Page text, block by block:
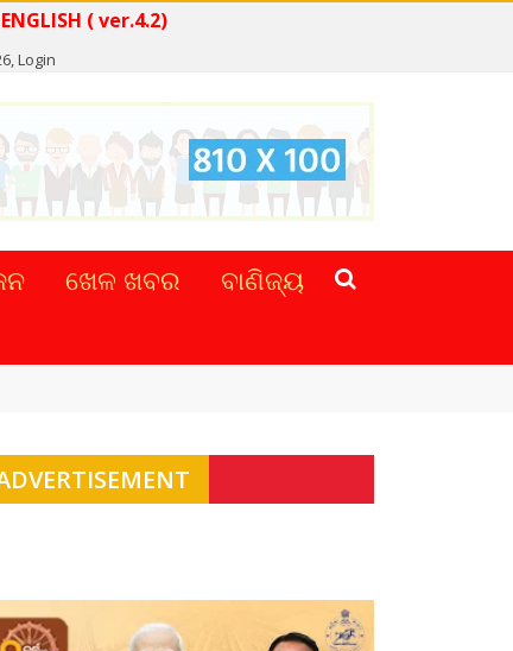
NEWS IN ENGLISH ( ver.4.2)
Login
ଖେଳ ଖବର
ବାଣିଜ୍ୟ